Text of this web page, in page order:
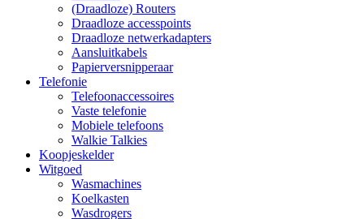
(Draadloze) Routers
Draadloze accesspoints
Draadloze netwerkadapters
Aansluitkabels
Papierversnipperaar
Telefonie
Telefoonaccessoires
Vaste telefonie
Mobiele telefoons
Walkie Talkies
Koopjeskelder
Witgoed
Wasmachines
Koelkasten
Wasdrogers